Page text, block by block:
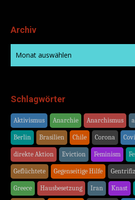
Archiv
Schlagwörter
Aktivismus Anarchie Anarchismus
Berlin Brasilien Chile Corona
direkte Aktion Eviction Feminism
Geflüchtete Gegenseitige Hilfe
Greece Hausbesetzung Iran Knast